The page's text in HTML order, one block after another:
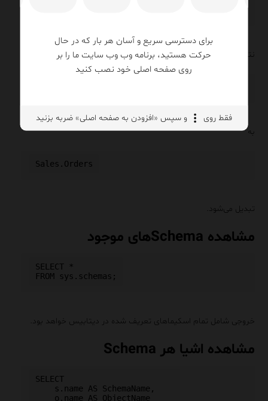
برای دسترسی سریع و آسان هر بار که در حال
حرکت هستید، برنامه وب وب سایت ما را بر
روی صفحه اصلی خود نصب کنید
فقط روی و سپس «افزودن به صفحه اصلی» ضربه بزنید
نتیجه:
به
تبدیل می‌شود.
مشاهده Schemaهای موجود
SELECT *
خروجی شامل تمام اسکیماهای تعریف شده در دیتابیس خواهد بود.
مشاهده اشیا هر Schema
SELECT